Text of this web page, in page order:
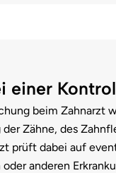
einer
beim Zahnarzt
Zähne, des
prüft dabei auf
anderen